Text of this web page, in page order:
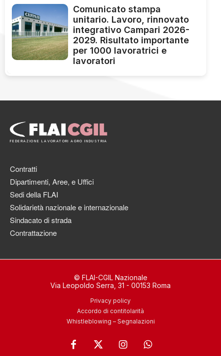
Comunicato stampa
unitario. Lavoro, rinnovato
integrativo Campari 2026-
2029. Risultato importante
per 1000 lavoratrici e
lavoratori
FEDERAZIONE LAVORATORI AGRO INDUSTRIA
Contratti
Dipartimenti, Aree, e Uffici
Sedi della FLAI
Solidarietà nazionale e internazionale
Sindacato di strada
Contrattazione
© FLAI-CGIL Nazionale
Via Leopoldo Serra, 31 - 00153 Roma
Privacy policy
Accordo di contitolarità
Whistleblowing – Segnalazioni